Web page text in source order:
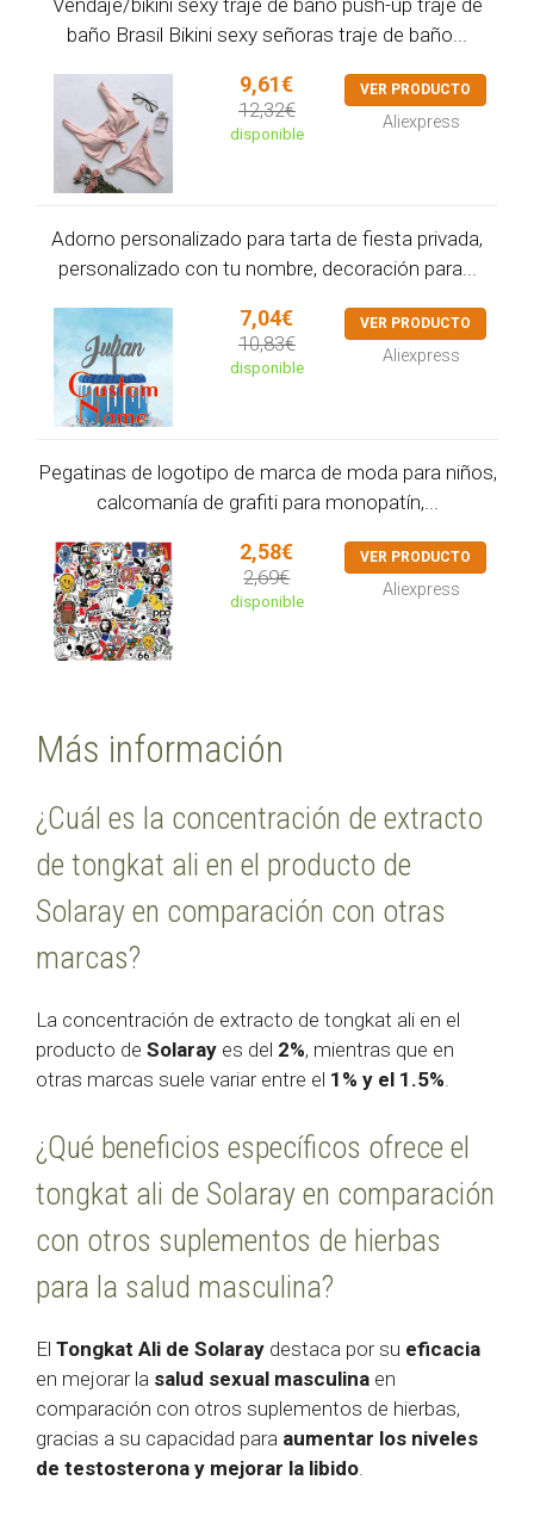
baño Brasil Bikini sexy señoras traje de baño...
9,61€
12,32€
disponible
VER PRODUCTO
Aliexpress
Adorno personalizado para tarta de fiesta privada,
personalizado con tu nombre, decoración para...
7,04€
10,83€
disponible
VER PRODUCTO
Aliexpress
Pegatinas de logotipo de marca de moda para niños,
calcomanía de grafiti para monopatín,...
2,58€
2,69€
disponible
VER PRODUCTO
Aliexpress
Más información
¿Cuál es la concentración de extracto
de tongkat ali en el producto de
Solaray en comparación con otras
marcas?
La concentración de extracto de tongkat ali en el
producto de Solaray es del 2%, mientras que en
otras marcas suele variar entre el 1% y el 1.5%
¿Qué beneficios específicos ofrece el
tongkat ali de Solaray en comparación
con otros suplementos de hierbas
para la salud masculina?
El Tongkat Ali de Solaray destaca por su eficacia
en mejorar la salud sexual masculina en
comparación con otros suplementos de hierbas,
gracias a su capacidad para aumentar los niveles
de testosterona y mejorar la libido.